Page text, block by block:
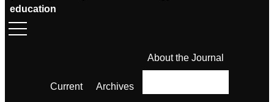
education
Current Archives
About the Journal